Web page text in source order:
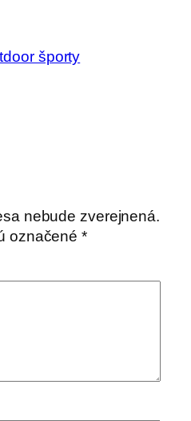
športy
nebude zverejnená.
označené*